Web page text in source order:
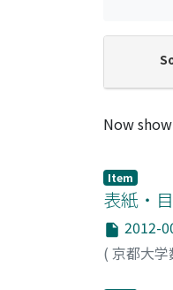
Now
Item
表紙・
2012-
( 京都大